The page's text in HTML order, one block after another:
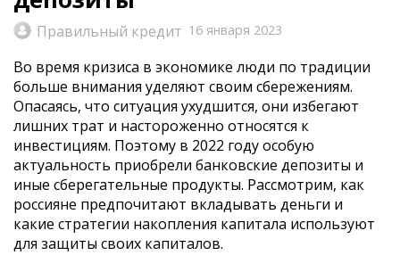
Правильный кредит 16 января 2023
Во время кризиса в экономике люди по традиции
больше внимания уделяют своим сбережениям.
Опасаясь, что ситуация ухудшится, они избегают
лишних трат и настороженно относятся к
инвестициям. Поэтому в 2022 году особую
актуальность приобрели банковские депозиты и
иные сберегательные продукты. Рассмотрим, как
россияне предпочитают вкладывать деньги и
какие стратегии накопления капитала используют
для защиты своих капиталов.